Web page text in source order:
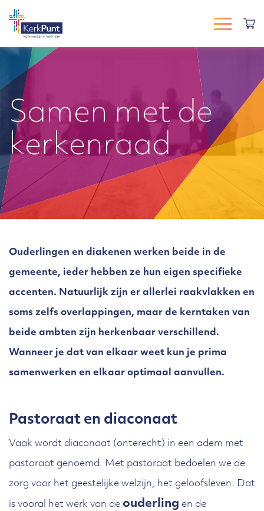
Samen met de
kerkenraad
Ouderlingen en diakenen werken beide in de
gemeente, ieder hebben ze hun eigen specifieke
accenten. Natuurlijk zijn er allerlei raakvlakken en
soms zelfs overlappingen, maar de kerntaken van
beide ambten zijn herkenbaar verschillend.
Wanneer je dat van elkaar weet kun je prima
samenwerken en elkaar optimaal aanvullen.
Pastoraat en diaconaat
Vaak wordt diaconaat (onterecht) in een adem met
pastoraat genoemd. Met pastoraat bedoelen we de
zorg voor het geestelijke welzijn, het geloofsleven. Dat
is vooral het werk van de ouderling en de